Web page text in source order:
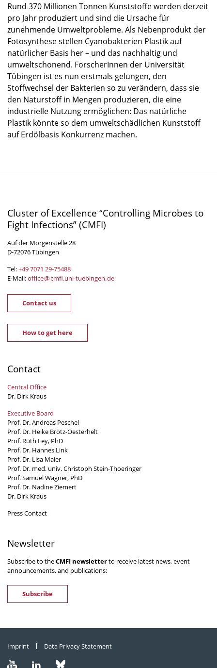
Rund 370 Millionen Tonnen Kunststoffe werden derzeit
pro Jahr produziert und sind die Ursache für
zunehmende Umweltprobleme. Als Nebenprodukt der
Fotosynthese stellen Cyanobakterien Plastik auf
natürlicher Basis her – und das nachhaltig und
umweltschonend. ForscherInnen der Universität
Tübingen ist es nun erstmals gelungen, den
Stoffwechsel der Bakterien so zu verändern, dass sie
den Naturstoff in Mengen produzieren, die eine
industrielle Nutzung ermöglichen: Das natürliche
Plastik könnte so dem umweltschädlichen Kunststoff
auf Erdölbasis Konkurrenz machen.
Cluster of Excellence “Controlling Microbes to
Fight Infections” (CMFI)
Auf der Morgenstelle 28
D-72076 Tübingen
Tel:+49 7071 29-75488
E-Mail:office@cmfi.uni-tuebingen.de
Contact us
How to get here
Contact
Central Office
Dr. Dirk Kraus
Executive Board
Prof. Dr. Andreas Peschel
Prof. Dr. Heike Brötz-Oesterhelt
Prof. Ruth Ley, PhD
Prof. Dr. Hannes Link
Prof. Dr. Lisa Maier
Prof. Dr. med. univ. Christoph Stein-Thoeringer
Prof. Samuel Wagner, PhD
Prof. Dr. Nadine Ziemert
Dr. Dirk Kraus
Press Contact
Newsletter
Subscribe to theCMFI newsletterto receive latest news, event
announcements, and publications:
Subscribe
Imprint Data Privacy Statement
Visit Visit Visit